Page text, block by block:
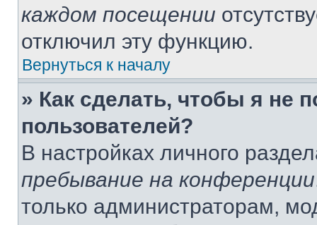
каждом посещении
отключил эту функцию.
Вернуться к началу
» Как сделать, чтобы я не
пользователей?
В настройках личного
пребывание на конференции
только администраторам,